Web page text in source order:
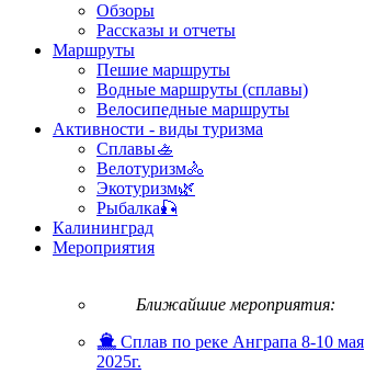
Обзоры
Рассказы и отчеты
Маршруты
Пешие маршруты
Водные маршруты (сплавы)
Велосипедные маршруты
Активности - виды туризма
Сплавы🚣
Велотуризм🚴
Экотуризм🌿
Рыбалка🎣
Калининград
Мероприятия
Ближайшие мероприятия:
Сплав по реке Анграпа 8-10 мая
2025г.